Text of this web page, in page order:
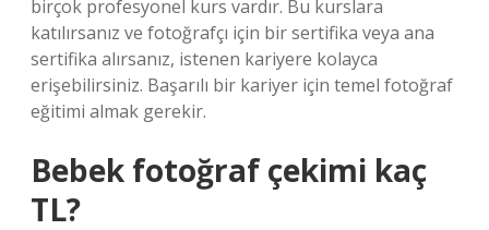
birçok profesyonel kurs vardır. Bu kurslara
katılırsanız ve fotoğrafçı için bir sertifika veya ana
sertifika alırsanız, istenen kariyere kolayca
erişebilirsiniz. Başarılı bir kariyer için temel fotoğraf
eğitimi almak gerekir.
Bebek fotoğraf çekimi kaç
TL?